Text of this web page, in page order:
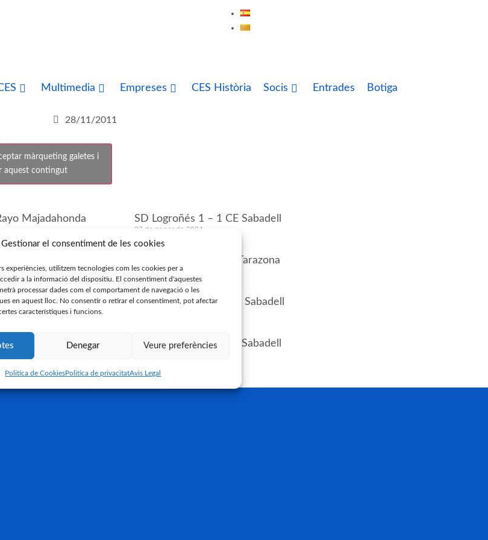
Gestionar el consentiment de les cookies
experiències, utilitzem tecnologies com les cookies per a
a la informació del dispositiu. El consentiment d'aquestes
processar dades com el comportament de navegació o les
en aquest lloc. No consentir o retirar el consentiment, pot afectar
característiques i funcions.
Denegar Veure preferències
Politica de CookiesPolitica de privacitatAvis Legal
Multimedia Empreses CES Història Socis Entrades Botiga
28/11/2011
màrqueting galetes i
aquest contingut
Majadahonda SD Logroñés 1 – 1 CE Sabadell
27 de gener de 2024
Sabadell CE Sabadell 3 – 1 SD Tarazona
4 de gener de 2024
CF CD Arenteiro 2 – 2 CE Sabadell
Lugo Barça Atlètic 4 – 1 CE Sabadell